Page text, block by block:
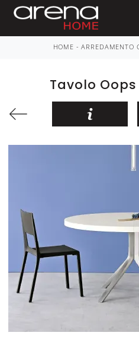
HOME -ARREDAMENTO
Tavolo